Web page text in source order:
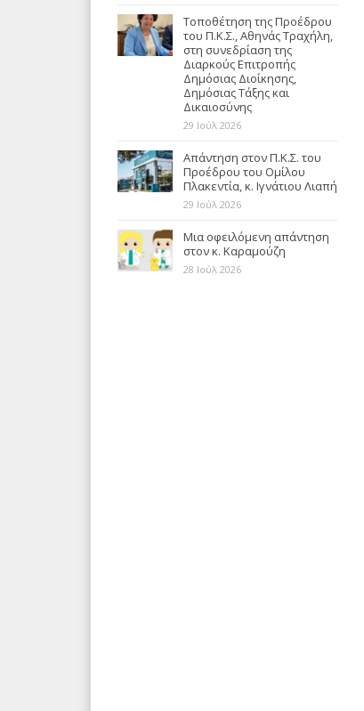
Τοποθέτηση της Προέδρου
του Π.Κ.Σ., Αθηνάς Τραχήλη,
στη συνεδρίαση της
Διαρκούς Επιτροπής
Δημόσιας Διοίκησης,
Δημόσιας Τάξης και
Δικαιοσύνης
29 Ιούλ 2026
Απάντηση στον Π.Κ.Σ. του
Προέδρου του Ομίλου
Πλακεντία, κ. Ιγνάτιου Λιαπή
29 Ιούλ 2026
Μια οφειλόμενη απάντηση
στον κ. Καραμούζη
28 Ιούλ 2026